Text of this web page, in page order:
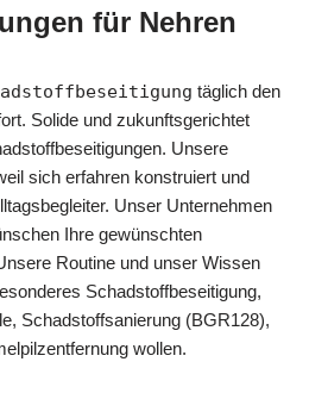
für Nehren
täglich den
Solide und zukunftsgerichtet
Unsere
sich erfahren konstruiert und
Unser Unternehmen
Ihre gewünschten
Routine und unser Wissen
Schadstoffbeseitigung,
Schadstoffsanierung (BGR128),
wollen.